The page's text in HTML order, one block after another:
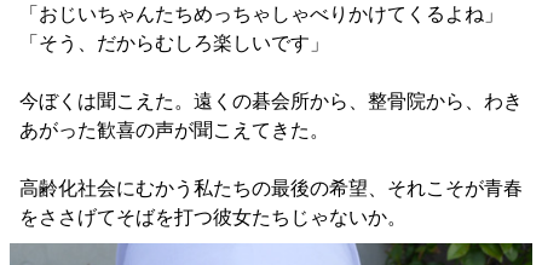
「おじいちゃんたちめっちゃしゃべりかけてくるよね」
「そう、だからむしろ楽しいです」
今ぼくは聞こえた。遠くの碁会所から、整骨院から、わき
あがった歓喜の声が聞こえてきた。
高齢化社会にむかう私たちの最後の希望、それこそが青春
をささげてそばを打つ彼女たちじゃないか。